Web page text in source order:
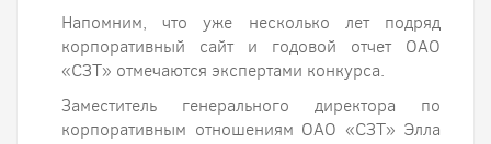
Напомним, что уже несколько лет подряд
корпоративный сайт и годовой отчет ОАО
«СЗТ» отмечаются экспертами конкурса.
Заместитель генерального директора по
корпоративным отношениям ОАО «СЗТ» Элла